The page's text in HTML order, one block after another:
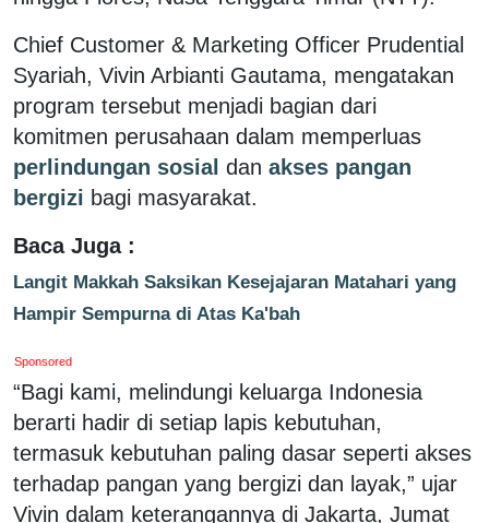
Chief Customer & Marketing Officer Prudential
Syariah, Vivin Arbianti Gautama, mengatakan
program tersebut menjadi bagian dari
komitmen perusahaan dalam memperluas
perlindungan sosial dan akses pangan
bergizi bagi masyarakat.
Baca Juga :
Langit Makkah Saksikan Kesejajaran Matahari yang
Hampir Sempurna di Atas Ka'bah
Sponsored
“Bagi kami, melindungi keluarga Indonesia
berarti hadir di setiap lapis kebutuhan,
termasuk kebutuhan paling dasar seperti akses
terhadap pangan yang bergizi dan layak,” ujar
Vivin dalam keterangannya di Jakarta, Jumat